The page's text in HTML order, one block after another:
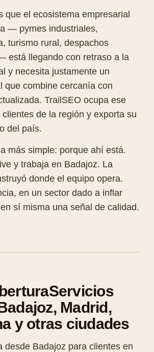
que el ecosistema empresarial
— pymes industriales,
turismo rural, despachos
está llegando con retraso a la
y necesita justamente un
que combine cercanía con
TrailSEO ocupa ese
de la región y exporta su
del país.
más simple: porque ahí está.
y trabaja en Badajoz. La
donde el equipo opera.
en un sector dado a inflar
sí misma una señal de calidad.
Madrid,
y otras ciudades
desde Badajoz para clientes en